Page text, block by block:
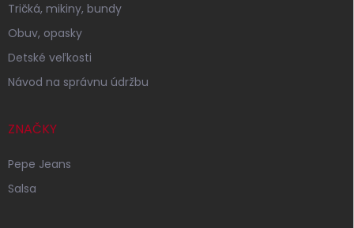
Tričká, mikiny, bundy
Obuv, opasky
Detské veľkosti
Návod na správnu údržbu
ZNAČKY
Pepe Jeans
Salsa